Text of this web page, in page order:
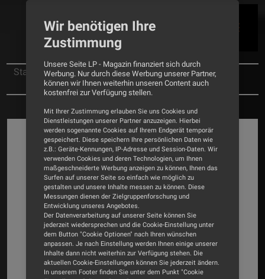
Startseite
News
Neue Lautsprecherlinie von Wharfedale
Wir benötigen Ihre
Zustimmung
Unsere Seite LP - Magazin finanziert sich durch
Werbung. Nur durch diese Werbung unserer Partner,
können wir Ihnen weiterhin unseren Content auch
kostenfrei zur Verfügung stellen.
Mit Ihrer Zustimmung erlauben Sie uns Cookies und
Dienstleistungen unserer Partner anzuzeigen. Hierbei
werden sogenannte Cookies auf Ihrem Endgerät temporär
gespeichert. Diese speichern Ihre persönlichen Daten wie
z.B.: Geräte-Kennungen, IP-Adresse und Session-Daten. Wir
verwenden Cookies und deren Technologien, um Ihnen
maßgeschneiderte Werbung anzeigen zu können, Ihnen das
Surfen auf unserer Seite so einfach wie möglich zu
gestalten und unsere Inhalte messen zu können. Diese
Messungen dienen der Zielgruppenforschung und
Entwicklung unseres Angebotes.
Der Datenverarbeitung auf unserer Seite können Sie
jederzeit wiedersprechen und die Cookie-Einstellung unter
dem Button "Cookie Optionen" nach Ihren wünschen
anpassen. Je nach Einstellung werden Ihnen einige unserer
Inhalte dann nicht weiterhin zur Verfügung stehen. Die
aktuellen Cookie-Einstellungen können Sie jederzeit ändern.
In unserem Footer finden Sie unter dem Punkt "Cookie